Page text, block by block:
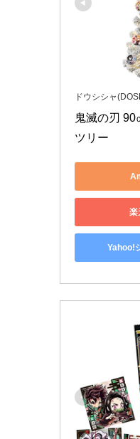
ドウシシャ
鬼滅の刃 90
ツリー
楽
Yahoo!